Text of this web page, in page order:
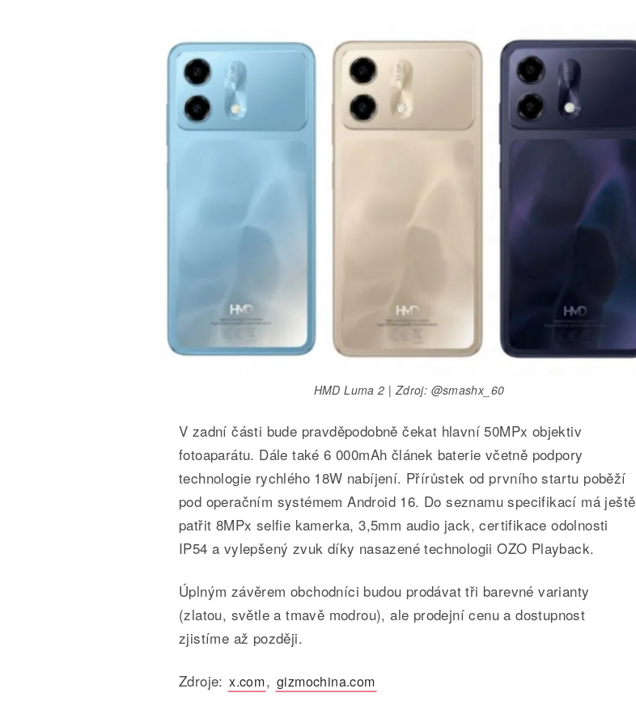
HMD Luma 2 | Zdroj: @smashx_60
V zadní části bude pravděpodobně čekat hlavní 50MPx objektiv
fotoaparátu. Dále také 6 000mAh článek baterie včetně podpory
technologie rychlého 18W nabíjení. Přírůstek od prvního startu poběží
pod operačním systémem Android 16. Do seznamu specifikací má ještě
patřit 8MPx selfie kamerka, 3,5mm audio jack, certifikace odolnosti
IP54 a vylepšený zvuk díky nasazené technologii OZO Playback.
Úplným závěrem obchodníci budou prodávat tři barevné varianty
(zlatou, světle a tmavě modrou), ale prodejní cenu a dostupnost
zjistíme až později.
Zdroje: x.com, gizmochina.com